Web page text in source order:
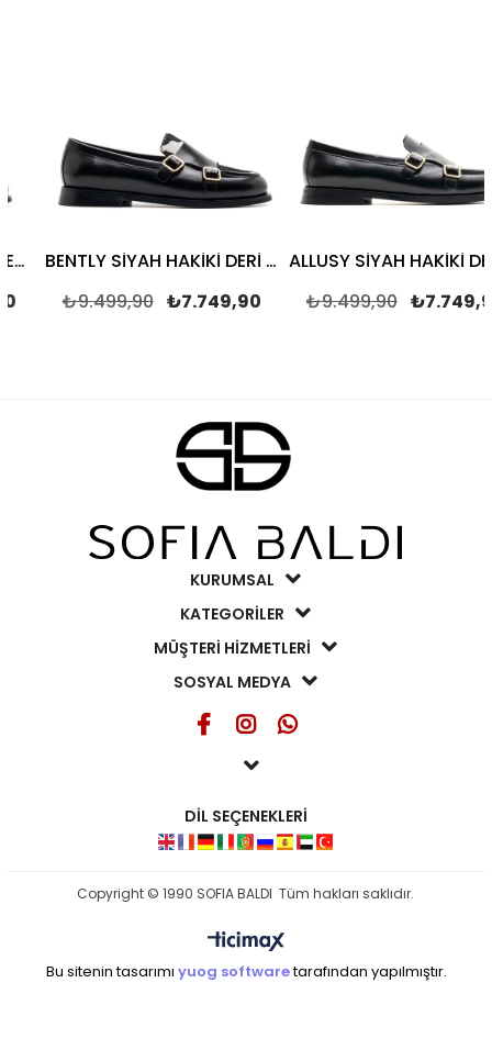
BENTLY SİYAH HAKİKİ DERİ Kadın CASUAL
₺7.749,90
₺9.499,90
₺7.749,90
₺9.499,90
KURUMSAL
KATEGORİLER
MÜŞTERİ HİZMETLERİ
SOSYAL MEDYA
DİL SEÇENEKLERİ
Copyright © 1990 SOFIA BALDI Tüm hakları saklıdır.
Bu sitenin tasarımı yuog softwaretarafından yapılmıştır.